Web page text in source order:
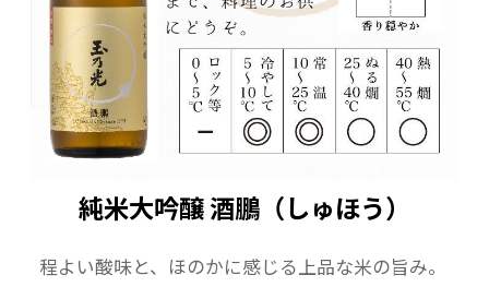
純米大吟醸 酒鵬（しゅほう）
程よい酸味と、ほのかに感じる上品な米の旨み。